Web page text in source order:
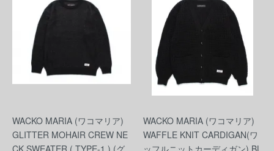
WACKO MARIA (ワコマリア)
GLITTER MOHAIR CREW NE
CK SWEATER ( TYPE-1 ) (グ
WACKO MARIA (ワコマリア)
WAFFLE KNIT CARDIGAN(ワ
ッフルニットカーディガン) BL